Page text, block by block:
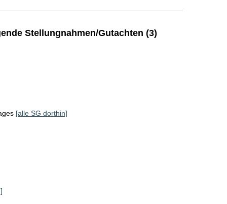
Stellungnahmen/Gutachten (3)
[alle SG dorthin]